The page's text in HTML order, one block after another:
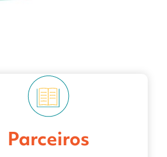
Parceiros